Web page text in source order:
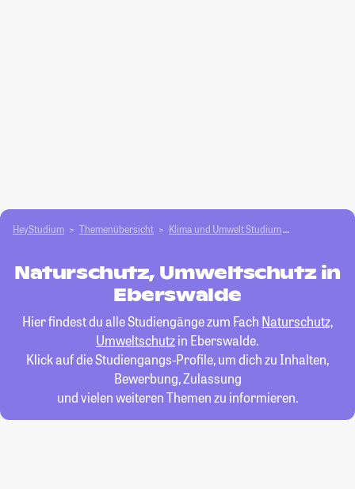
HeyStudium Themenübersicht Klima und Umwelt Studium
Naturschutz, Umweltschutz in
Eberswalde
Hier findest du alle Studiengänge zum Fach Naturschutz,
Umweltschutzin Eberswalde.
Klick auf die Studiengangs-Profile, um dich zu Inhalten,
Bewerbung, Zulassung
und vielen weiteren Themen zu informieren.